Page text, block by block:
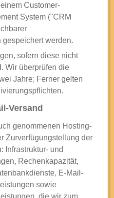
Customer-
System ("CRM
werden.
sofern diese nicht
Wir überprüfen die
Jahre; Ferner gelten
Versand
genommenen Hosting-
Zurverfügungstellung der
Infrastruktur- und
Rechenkapazität,
E-Mail-
sowie
die wir zum